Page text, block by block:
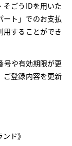
そごうIDを用いた
ート」でのお支払
用することができ
や有効期限が更
ご登録内容を更新
ド》